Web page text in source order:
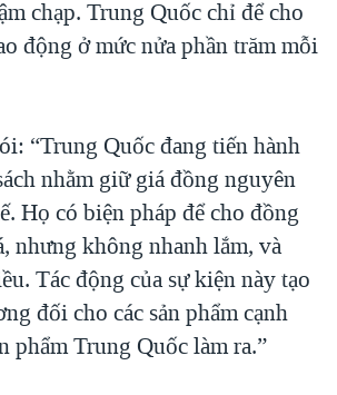
chạp. Trung Quốc chỉ để cho
động ở mức nửa phần trăm mỗi
“Trung Quốc đang tiến hành
nhằm giữ giá đồng nguyên
Họ có biện pháp để cho đồng
nhưng không nhanh lắm, và
Tác động của sự kiện này tạo
đối cho các sản phẩm cạnh
phẩm Trung Quốc làm ra.”